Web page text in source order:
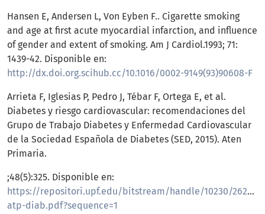
Hansen E, Andersen L, Von Eyben F.. Cigarette smoking
and age at first acute myocardial infarction, and influence
of gender and extent of smoking. Am J Cardiol.1993; 71:
1439-42. Disponible en:
http://dx.doi.org.scihub.cc/10.1016/0002-9149(93)90608-F
Arrieta F, Iglesias P, Pedro J, Tébar F, Ortega E, et al.
Diabetes y riesgo cardiovascular: recomendaciones del
Grupo de Trabajo Diabetes y Enfermedad Cardiovascular
de la Sociedad Española de Diabetes (SED, 2015). Aten
Primaria.
;48(5):325. Disponible en:
https://repositori.upf.edu/bitstream/handle/10230/26262/
atp-diab.pdf?sequence=1